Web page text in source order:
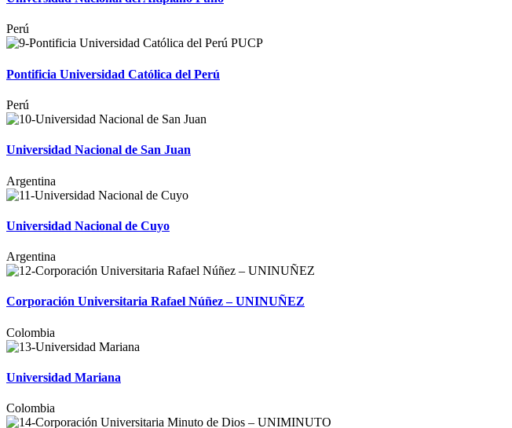
Perú
Pontificia Universidad Católica del Perú
Perú
Universidad Nacional de San Juan
Argentina
Universidad Nacional de Cuyo
Argentina
Corporación Universitaria Rafael Núñez – UNINUÑEZ
Colombia
Universidad Mariana
Colombia